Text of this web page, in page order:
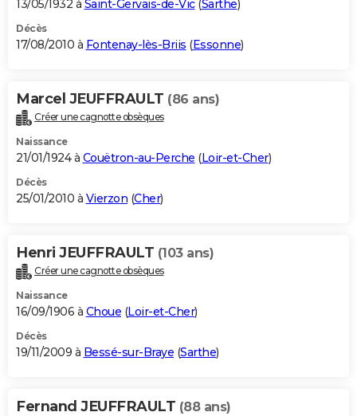
13/05/1932 à Saint-Gervais-de-Vic(Sarthe)
Décès
17/08/2010 à Fontenay-lès-Briis (Essonne)
Marcel JEUFFRAULT (86 ans)
Créer une cagnotte obsèques
Naissance
21/01/1924 à Couëtron-au-Perche (Loir-et-Cher)
Décès
25/01/2010 à Vierzon (Cher)
Henri JEUFFRAULT (103 ans)
Créer une cagnotte obsèques
Naissance
16/09/1906 à Choue (Loir-et-Cher)
Décès
19/11/2009 à Bessé-sur-Braye (Sarthe)
Fernand JEUFFRAULT (88 ans)